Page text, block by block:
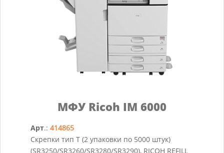
МФУ Ricoh IM 6000
Арт.: 414865
Скрепки тип T (2 упаковки по 5000 штук)
(SR3250/SR3260/SR3280/SR3290), RICOH REFILL